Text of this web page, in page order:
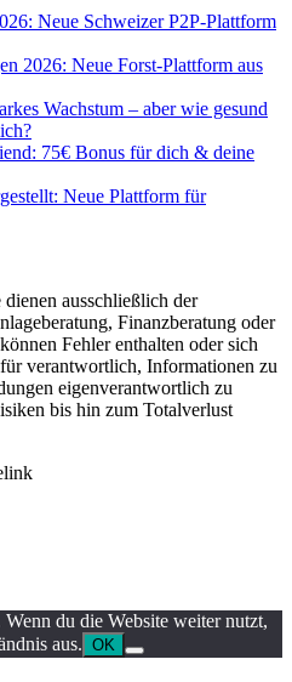
Neue Schweizer P2P-Plattform
2026: Neue Forst-Plattform aus
Wachstum – aber wie gesund
75€ Bonus für dich & deine
Neue Plattform für
ausschließlich der
Finanzberatung oder
Fehler enthalten oder sich
verantwortlich, Informationen zu
eigenverantwortlich zu
bis hin zum Totalverlust
du die Website weiter nutzt,
aus. OK